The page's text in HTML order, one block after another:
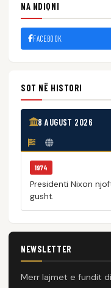
NA NDIQNI
FACEBOOK
SOT NË HISTORI
8 AUGUST 2026
1974
Presidenti Nixon
gusht.
NEWSLETTER
Merr lajmet e fundit